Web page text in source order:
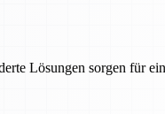
Lösungen sorgen für